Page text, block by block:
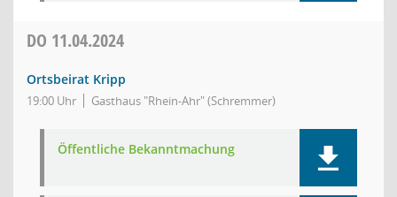
DO 11.04.2024
Ortsbeirat Kripp
19:00 Uhr Gasthaus "Rhein-Ahr" (Schremmer)
Öffentliche Bekanntmachung